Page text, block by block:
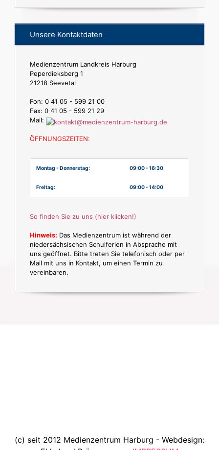
Unsere Kontaktdaten
Medienzentrum Landkreis Harburg
Peperdieksberg 1
21218 Seevetal
Fon: 0 41 05 - 599 21 00
Fax: 0 41 05 - 599 21 29
Mail:
ÖFFNUNGSZEITEN:
Montag - Donnerstag: 09:00 - 16:30
Freitag: 09:00 - 14:00
So finden Sie zu uns (hier klicken!)
Hinweis: Das Medienzentrum ist während der
niedersächsischen Schulferien in Absprache mit
uns geöffnet. Bitte treten Sie telefonisch oder per
Mail mit uns in Kontakt, um einen Termin zu
vereinbaren.
(c) seit 2012 Medienzentrum Harburg - Webdesign: